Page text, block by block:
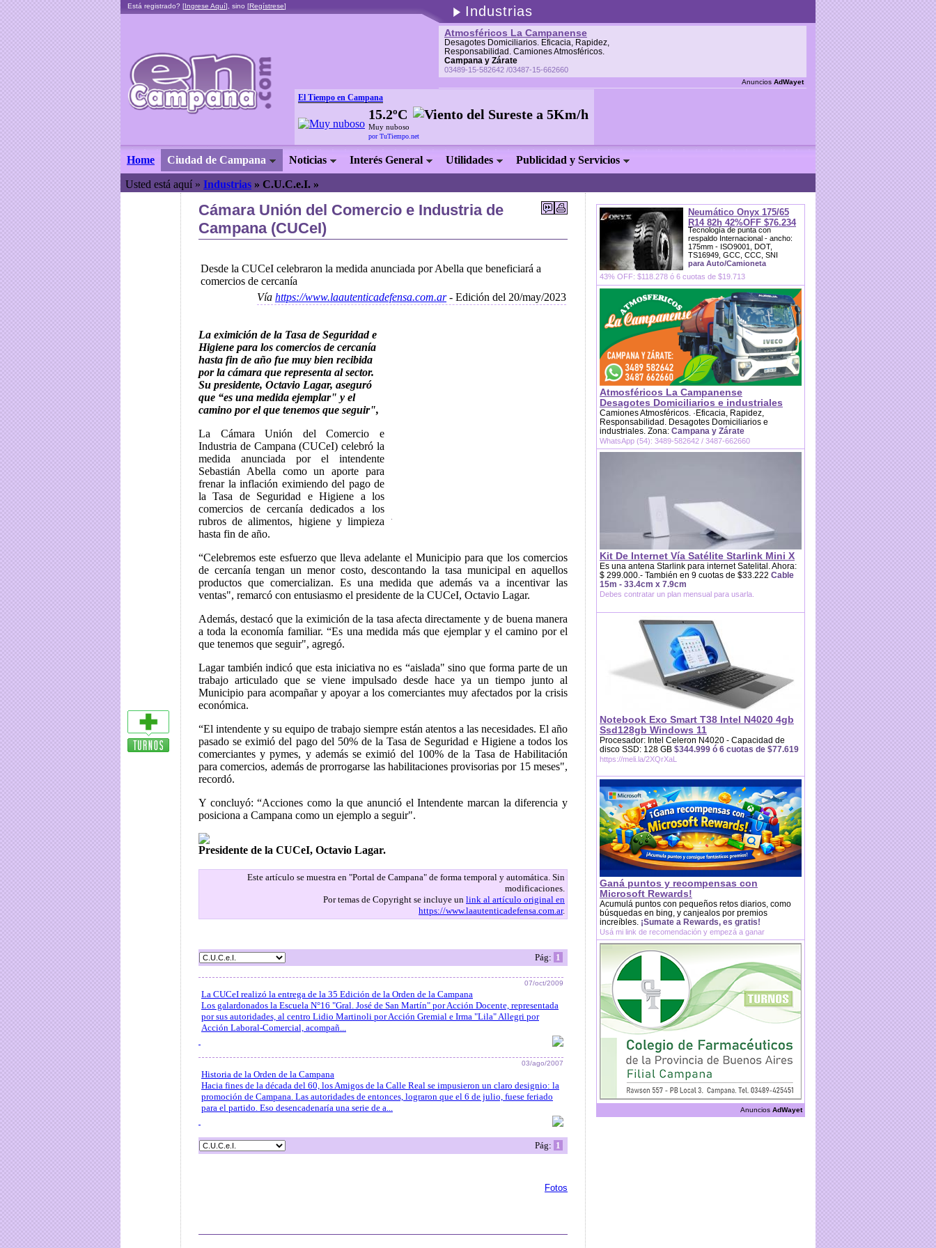
Está registrado? [Ingrese Aquí], sino [Regístrese] Industrias
Atmosféricos La Campanense
Desagotes Domiciliarios. Eficacia, Rapidez,
Responsabilidad. Camiones Atmosféricos.
Campana y Zárate
03489-15-582642 /03487-15-662660
Anuncios AdWayet
El Tiempo en Campana
15.2ºC
Muy nuboso
por TuTiempo.net
Home Ciudad de Campana Noticias Interés General Utilidades Publicidad y Servicios
Usted está aquí » Industrias » C.U.C.e.I. »
Cámara Unión del Comercio e Industria de
Campana (CUCeI)
Desde la CUCeI celebraron la medida anunciada por Abella que beneficiará a
comercios de cercanía
Vía https://www.laautenticadefensa.com.ar- Edición del 20/may/2023
La eximición de la Tasa de Seguridad e
Higiene para los comercios de cercanía
hasta fin de año fue muy bien recibida
por la cámara que representa al sector.
Su presidente, Octavio Lagar, aseguró
que “es una medida ejemplar" y el
camino por el que tenemos que seguir",
La Cámara Unión del Comercio e
Industria de Campana (CUCeI) celebró la
medida anunciada por el intendente
Sebastián Abella como un aporte para
frenar la inflación eximiendo del pago de
la Tasa de Seguridad e Higiene a los
comercios de cercanía dedicados a los
rubros de alimentos, higiene y limpieza
hasta fin de año.
“Celebremos este esfuerzo que lleva adelante el Municipio para que los comercios
de cercanía tengan un menor costo, descontando la tasa municipal en aquellos
productos que comercializan. Es una medida que además va a incentivar las
ventas", remarcó con entusiasmo el presidente de la CUCeI, Octavio Lagar.
Además, destacó que la eximición de la tasa afecta directamente y de buena manera
a toda la economía familiar. “Es una medida más que ejemplar y el camino por el
que tenemos que seguir", agregó.
Lagar también indicó que esta iniciativa no es “aislada" sino que forma parte de un
trabajo articulado que se viene impulsado desde hace ya un tiempo junto al
Municipio para acompañar y apoyar a los comerciantes muy afectados por la crisis
económica.
“El intendente y su equipo de trabajo siempre están atentos a las necesidades. El año
pasado se eximió del pago del 50% de la Tasa de Seguridad e Higiene a todos los
comerciantes y pymes, y además se eximió del 100% de la Tasa de Habilitación
para comercios, además de prorrogarse las habilitaciones provisorias por 15 meses",
recordó.
Y concluyó: “Acciones como la que anunció el Intendente marcan la diferencia y
posiciona a Campana como un ejemplo a seguir".
Presidente de la CUCeI, Octavio Lagar.
Este artículo se muestra en "Portal de Campana" de forma temporal y automática. Sin
modificaciones.
Por temas de Copyright se incluye un link al artículo original en
https://www.laautenticadefensa.com.ar.
Pág: 1
07/oct/2009
La CUCeI realizó la entrega de la 35 Edición de la Orden de la Campana
Los galardonados la Escuela N°16 "Gral. José de San Martín" por Acción Docente, representada
por sus autoridades, al centro Lidio Martinoli por Acción Gremial e Irma "Lila" Allegri por
Acción Laboral-Comercial, acompañ...
03/ago/2007
Historia de la Orden de la Campana
Hacia fines de la década del 60, los Amigos de la Calle Real se impusieron un claro designio: la
promoción de Campana. Las autoridades de entonces, lograron que el 6 de julio, fuese feriado
para el partido. Eso desencadenaría una serie de a...
Pág: 1
Fotos
Neumático Onyx 175/65
R14 82h 42%OFF $76.234
Tecnología de punta con
respaldo Internacional - ancho:
175mm - ISO9001, DOT,
TS16949, GCC, CCC, SNI
para Auto/Camioneta
43% OFF: $118.278 ó 6 cuotas de $19.713
Atmosféricos La Campanense
Desagotes Domiciliarios e industriales
Camiones Atmosféricos. ·Eficacia, Rapidez,
Responsabilidad. Desagotes Domiciliarios e
industriales. Zona: Campana y Zárate
WhatsApp (54): 3489-582642 / 3487-662660
Kit De Internet Vía Satélite Starlink Mini X
Es una antena Starlink para internet Satelital. Ahora:
$ 299.000.- También en 9 cuotas de $33.222 Cable
15m - 33.4cm x 7.9cm
Debes contratar un plan mensual para usarla.
Notebook Exo Smart T38 Intel N4020 4gb
Ssd128gb Windows 11
Procesador: Intel Celeron N4020 - Capacidad de
disco SSD: 128 GB $344.999 ó 6 cuotas de $77.619
https://meli.la/2XQrXaL
Ganá puntos y recompensas con
Microsoft Rewards!
Acumulá puntos con pequeños retos diarios, como
búsquedas en bing, y canjealos por premios
increíbles. ¡Sumate a Rewards, es gratis!
Usá mi link de recomendación y empezá a ganar
Anuncios AdWayet